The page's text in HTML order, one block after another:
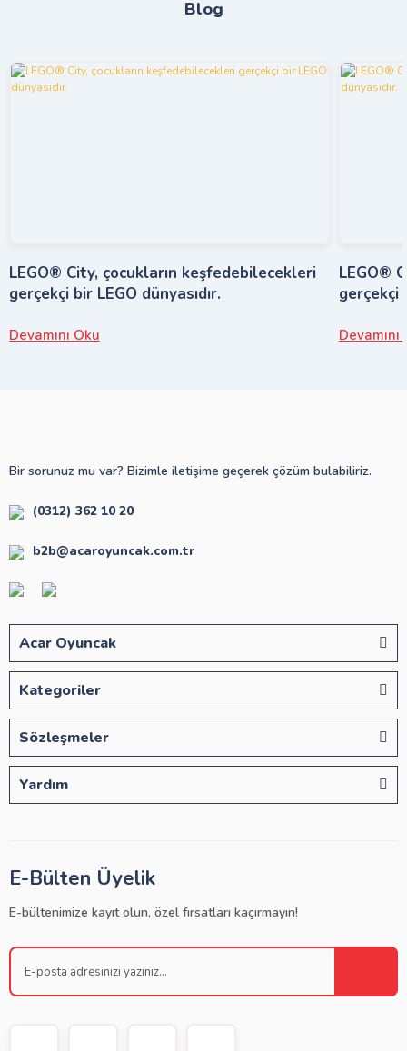
Blog
LEGO® City, çocukların keşfedebilecekleri
gerçekçi bir LEGO dünyasıdır.
Devamını Oku
LEGO®
gerçekçi
Devamını
Bir sorunuz mu var? Bizimle iletişime geçerek çözüm bulabiliriz.
(0312) 362 10 20
b2b@acaroyuncak.com.tr
Acar Oyuncak
Kategoriler
Sözleşmeler
Yardım
E-Bülten Üyelik
E-bültenimize kayıt olun, özel fırsatları kaçırmayın!